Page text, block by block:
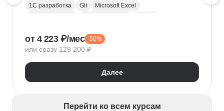
1С разработка Git
Microsoft Excel
Конфигурирование 1С
от 4 223 ₽/мес -50%
или сразу 129 200 ₽
Далее
Перейти ко всем курсам